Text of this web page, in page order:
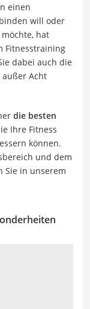
einen
will oder
möchte, hat
Fitnesstraining
dabei auch die
Acht
die besten
Ihre Fitness
können.
und dem
Sie in unserem